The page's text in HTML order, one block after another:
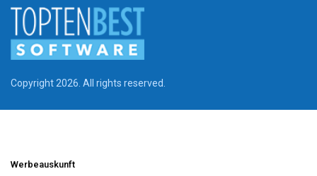
Copyright 2026. All rights reserved.
Werbeauskunft